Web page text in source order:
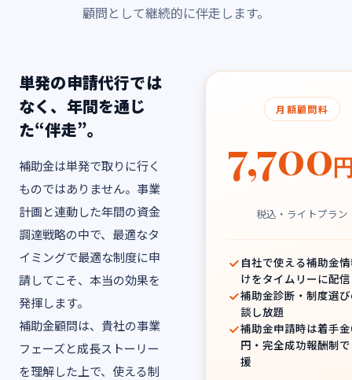
顧問として継続的に伴走します。
単発の申請代行では
なく、年間を通じ
た“伴走”。
補助金は単発で取りに行く
ものではありません。事業
計画と連動した年間の資金
調達戦略の中で、最適なタ
イミングで最適な制度に申
請してこそ、本当の効果を
発揮します。
補助金顧問は、貴社の事業
フェーズと成長ストーリー
を理解した上で、使える制
月額顧問料
7,700
税込・ライトプラン
自社で使える補助金
けをタイムリーに配信
補助金診断・制度選
談し放題
補助金申請時は着手
円・完全成功報酬制
援